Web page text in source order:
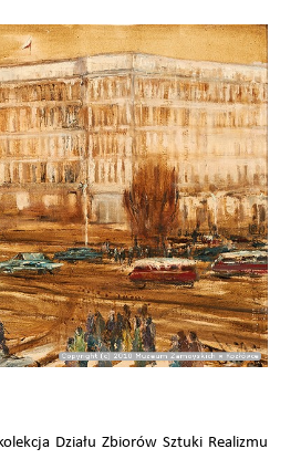
Działu Zbiorów Sztuki Realizmu